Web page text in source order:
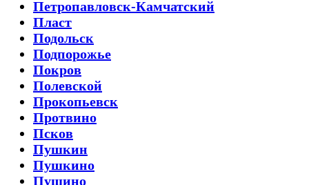
Петропавловск-Камчатский
Пласт
Подольск
Подпорожье
Покров
Полевской
Прокопьевск
Протвино
Псков
Пушкин
Пушкино
Пущино